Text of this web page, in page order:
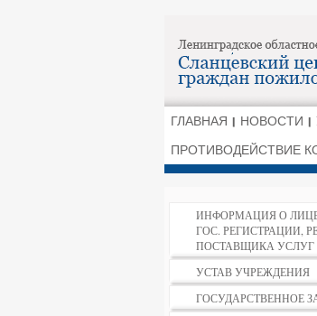
ГЛАВНАЯ НОВОСТИ
ПРОТИВОДЕЙСТВИЕ
ИНФОРМАЦИЯ О
ГОС. РЕГИСТРАЦИИ,
ПОСТАВЩИКА УСЛУГ
УСТАВ УЧРЕЖДЕНИЯ
ГОСУДАРСТВЕННОЕ